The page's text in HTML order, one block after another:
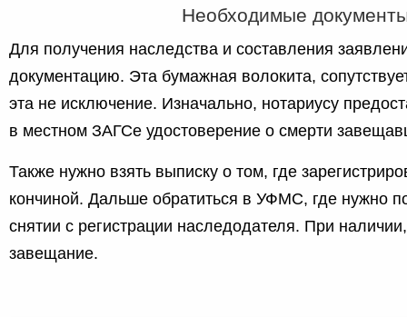
Необходимые
Для получения наследства и составления
документацию. Эта бумажная волокита,
эта не исключение. Изначально, нотариусу
в местном ЗАГСе удостоверение о смерти
Также нужно взять выписку о том, где
кончиной. Дальше обратиться в УФМС, где нужно
снятии с регистрации наследодателя. При
завещание.